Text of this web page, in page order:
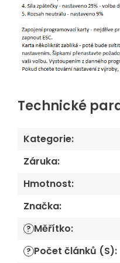
Technické
Kategorie:
Záruka:
Hmotnost:
Značka:
? Měřítko:
? Počet článků (S):